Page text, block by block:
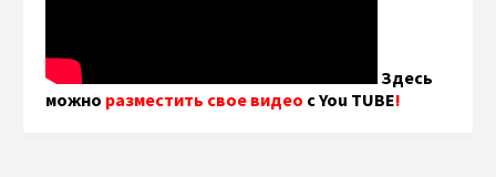
Здесь
можно разместить свое видео с You TUBE!